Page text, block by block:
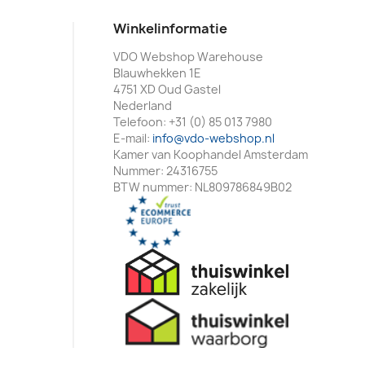
Winkelinformatie
VDO Webshop Warehouse
Blauwhekken 1E
4751 XD Oud Gastel
Nederland
Telefoon: +31 (0) 85 013 7980
E-mail: info@vdo-webshop.nl
Kamer van Koophandel Amsterdam
Nummer: 24316755
BTW nummer: NL809786849B02